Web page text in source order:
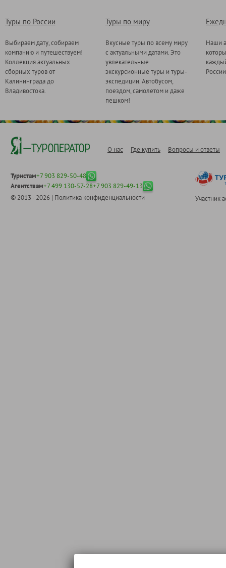
Туры по России
Выбираем дату, собираем
компанию и путешествуем!
Коллекция актуальных
сборных туров от
Калининграда до
Владивостока.
Туры по миру
Вкусные туры по всему миру
с актуальными датами. Это
увлекательные
экскурсионные туры и туры-
экспедиции. Автобусом,
поездом, самолетом и даже
пешком!
Наши
О нас Где купить Вопросы и ответы
Туристам+7 903 829-50-48
Агентствам+7 499 130-57-28+7 903 829-49-13
© 2013 - 2026 | Политика конфиденциальности Участник